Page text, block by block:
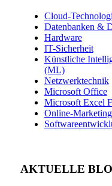
Cloud-
Datenbanken &
Hardware
IT-Sicherheit
Künstliche
(ML)
Netzwerktechnik
Microsoft Office
Microsoft Excel
Online-Marketing
AKTUELLE